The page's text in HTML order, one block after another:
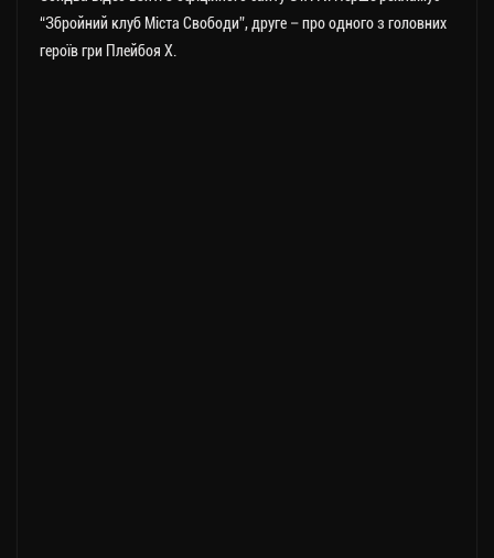
“Збройний клуб Міста Свободи”, друге – про одного з головних
героїв гри Плейбоя Х.